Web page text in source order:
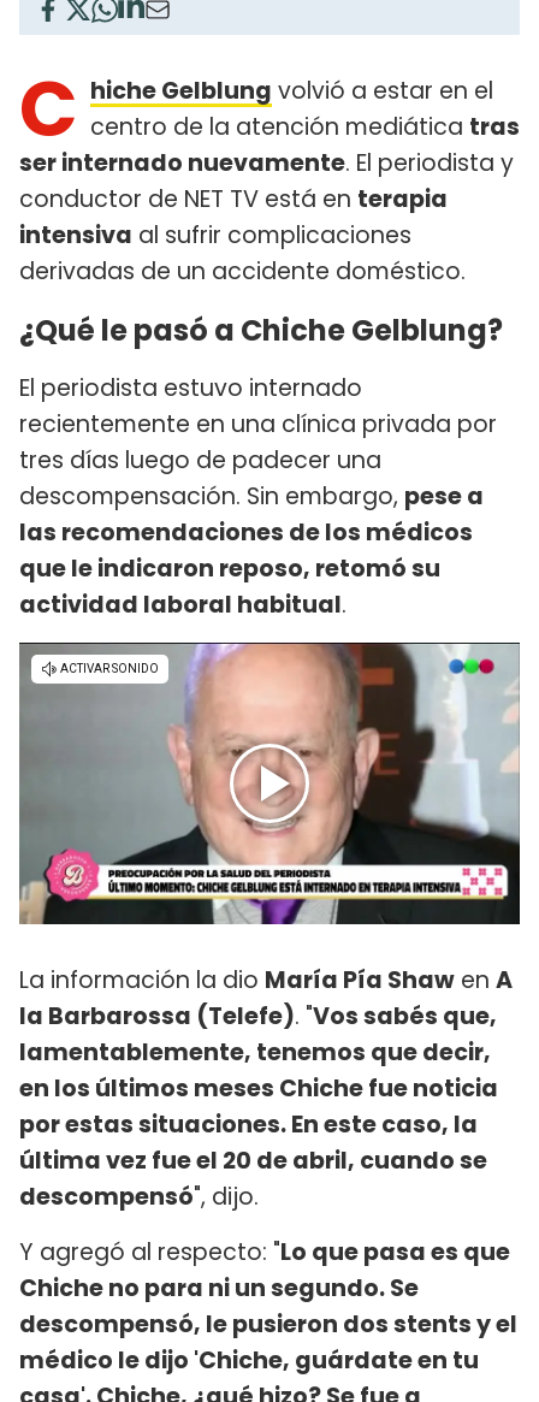
C hiche Gelblung volvió a estar en el
centro de la atención mediática tras
ser internado nuevamente. El periodista y
conductor de NET TV está en terapia
intensiva al sufrir complicaciones
derivadas de un accidente doméstico.
¿Qué le pasó a Chiche Gelblung?
El periodista estuvo internado
recientemente en una clínica privada por
tres días luego de padecer una
descompensación. Sin embargo, pese a
las recomendaciones de los médicos
que le indicaron reposo, retomó su
actividad laboral habitual.
La información la dio María Pía Shaw en A
la Barbarossa (Telefe). "Vos sabés que,
lamentablemente, tenemos que decir,
en los últimos meses Chiche fue noticia
por estas situaciones. En este caso, la
última vez fue el 20 de abril, cuando se
descompensó", dijo.
Y agregó al respecto: "Lo que pasa es que
Chiche no para ni un segundo. Se
descompensó, le pusieron dos stents y el
médico le dijo 'Chiche, guárdate en tu